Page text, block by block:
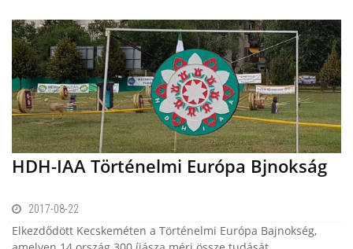
HDH-IAA Történelmi Európa Bjnokság
2017-08-22
Elkezdődött Kecskeméten a Történelmi Európa Bajnokség,